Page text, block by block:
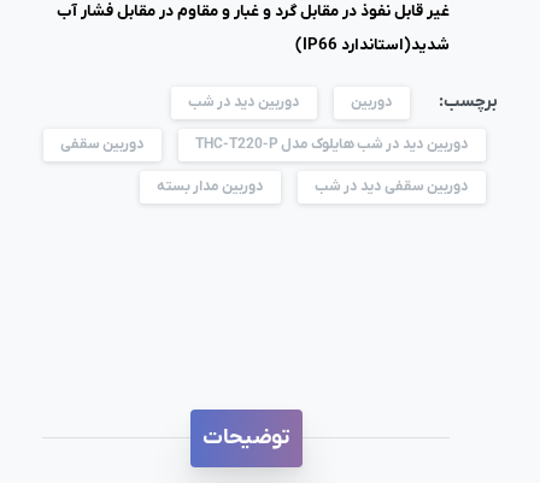
غیر قابل نفوذ در مقابل گرد و غبار و مقاوم در مقابل فشار آب
شدید(استاندارد IP66)
برچسب: دوربین دوربین دید در شب
دوربین دید در شب هایلوک مدل THC-T220-P دوربین سقفی
دوربین سقفی دید در شب دوربین مدار بسته
توضیحات